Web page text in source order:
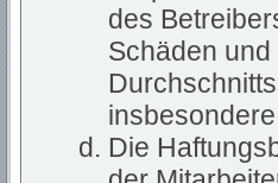
des
Schäden
Die